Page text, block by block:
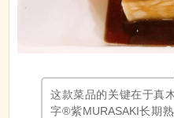
这款菜品的关键在于真
字®紫MURASAKI长期